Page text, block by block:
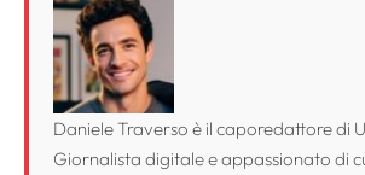
Daniele Traverso è il caporedattore di
Giornalista digitale e appassionato di